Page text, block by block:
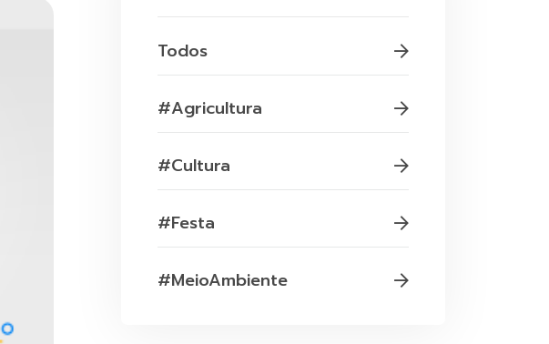
Todos
#Agricultura
#Cultura
#Festa
#MeioAmbiente